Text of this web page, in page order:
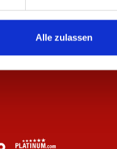
Alle zulassen